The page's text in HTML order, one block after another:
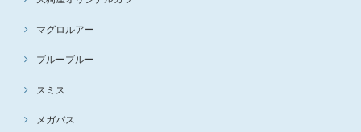
マグロルアー
ブルーブルー
スミス
メガバス